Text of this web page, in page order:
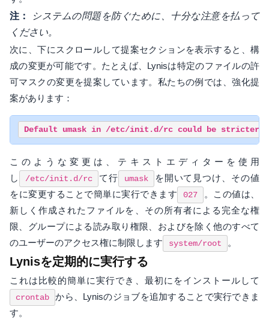
注：
システムの問題を防ぐために、十分な注意を払って
ください。
次に、下にスクロールして提案セクションを表示すると、構
成の変更が可能です。たとえば、Lynisは特定のファイルの許
可マスクの変更を提案しています。私たちの例では、強化提
案があります：
このような変更は、テキストエディターを使用
し
/etc/init.d/rc て行 umask
を開いて見つけ、その値
をに変更することで簡単に実行できます
027
。この値は、
新しく作成されたファイルを、その所有者による完全な権
限、グループによる読み取り権限、およびを除く他のすべて
のユーザーのアクセス権に制限します
system/root 。
Lynisを定期的に実行する
これは比較的簡単に実行でき、最初にをインストールして
crontab
から、Lynisのジョブを追加することで実行できま
す。